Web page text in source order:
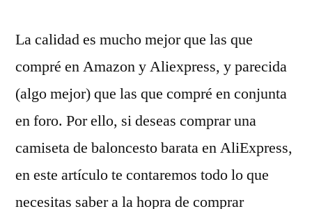
La calidad es mucho mejor que las que
compré en Amazon y Aliexpress, y parecida
(algo mejor) que las que compré en conjunta
en foro. Por ello, si deseas comprar una
camiseta de baloncesto barata en AliExpress,
en este artículo te contaremos todo lo que
necesitas saber a la hopra de comprar